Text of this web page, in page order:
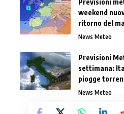
Previsioni
weekend
ritorno del
News Meteo
Previsioni
settimana:
piogge
News Meteo